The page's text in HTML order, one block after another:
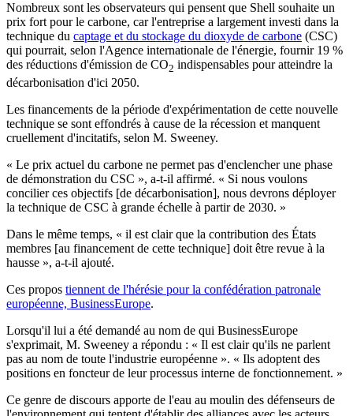
Nombreux sont les observateurs qui pensent que Shell souhaite un
prix fort pour le carbone, car l'entreprise a largement investi dans la
technique du captage et du stockage du dioxyde de carbone (CSC)
qui pourrait, selon l'Agence internationale de l'énergie, fournir 19 %
des réductions d'émission de CO2 indispensables pour atteindre la
décarbonisation d'ici 2050.
Les financements de la période d'expérimentation de cette nouvelle
technique se sont effondrés à cause de la récession et manquent
cruellement d'incitatifs, selon M. Sweeney.
« Le prix actuel du carbone ne permet pas d'enclencher une phase
de démonstration du CSC », a-t-il affirmé. « Si nous voulons
concilier ces objectifs [de décarbonisation], nous devrons déployer
la technique de CSC à grande échelle à partir de 2030. »
Dans le même temps, « il est clair que la contribution des États
membres [au financement de cette technique] doit être revue à la
hausse », a-t-il ajouté.
Ces propos tiennent de l'hérésie pour la confédération patronale
européenne, BusinessEurope.
Lorsqu'il lui a été demandé au nom de qui BusinessEurope
s'exprimait, M. Sweeney a répondu : « Il est clair qu'ils ne parlent
pas au nom de toute l'industrie européenne ». « Ils adoptent des
positions en foncteur de leur processus interne de fonctionnement. »
Ce genre de discours apporte de l'eau au moulin des défenseurs de